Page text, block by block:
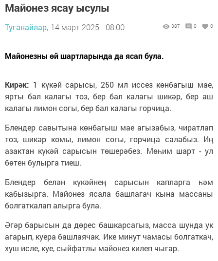
Майонез ясау ысулы
Туганайлар, 14 март 2025 - 08:00 387 0 0
Майонезны өй шартларында да ясап була.
Кирәк: 1 күкәй сарысы, 250 мл иссез көнбагыш мае,
ярты бал калагы тоз, бер бал калагы шикәр, бер аш
калагы лимон согы, бер бал калагы горчица.
Блендер савытына көнбагыш мае агызабыз, чиратлап
тоз, шикәр комы, лимон согы, горчица салабыз. Иң
азактан күкәй сарысын төшерәбез. Мөһим шарт - ул
бөтен булырга тиеш.
Блендер белән күкәйнең сарысын капларга һәм
кабызырга. Майонез ясала башлагач кына массаны
болгаткалап алырга була.
Әгәр барысын да дөрес башкарсагыз, масса шунда ук
агарып, куера башлаячак. Ике минут чамасы болгаткач,
хуш исле, куе, сыйфатлы майонез килеп чыгар.